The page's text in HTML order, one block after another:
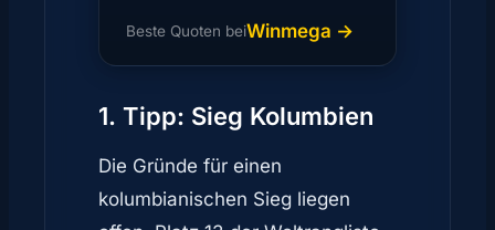
Beste Quoten beiWinmega →
1. Tipp: Sieg Kolumbien
Die Gründe für einen
kolumbianischen Sieg liegen